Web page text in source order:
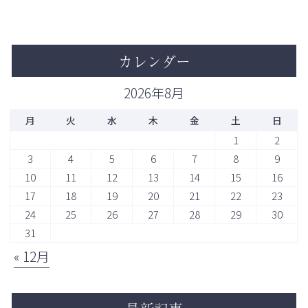
カレンダー
2026年8月
月 火 水 木 金 土 日
1
2
3
4 5 6 7 8
9
10
11 12 13 14 15
16
17
18 19 20 21 22
23
24
25 26 27 28 29
30
31
« 12月